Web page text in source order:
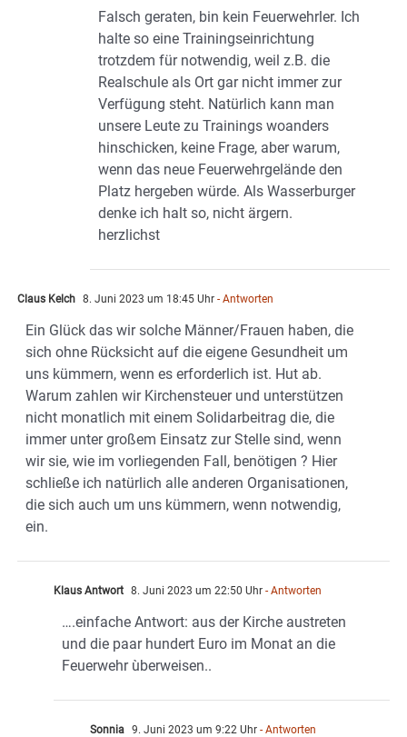
Falsch geraten, bin kein Feuerwehrler. Ich
halte so eine Trainingseinrichtung
trotzdem für notwendig, weil z.B. die
Realschule als Ort gar nicht immer zur
Verfügung steht. Natürlich kann man
unsere Leute zu Trainings woanders
hinschicken, keine Frage, aber warum,
wenn das neue Feuerwehrgelände den
Platz hergeben würde. Als Wasserburger
denke ich halt so, nicht ärgern.
herzlichst
Claus Kelch 8. Juni 2023 um 18:45 Uhr - Antworten
Ein Glück das wir solche Männer/Frauen haben, die
sich ohne Rücksicht auf die eigene Gesundheit um
uns kümmern, wenn es erforderlich ist. Hut ab.
Warum zahlen wir Kirchensteuer und unterstützen
nicht monatlich mit einem Solidarbeitrag die, die
immer unter großem Einsatz zur Stelle sind, wenn
wir sie, wie im vorliegenden Fall, benötigen ? Hier
schließe ich natürlich alle anderen Organisationen,
die sich auch um uns kümmern, wenn notwendig,
ein.
Klaus Antwort 8. Juni 2023 um 22:50 Uhr - Antworten
….einfache Antwort: aus der Kirche austreten
und die paar hundert Euro im Monat an die
Feuerwehr ùberweisen..
Sonnia 9. Juni 2023 um 9:22 Uhr - Antworten